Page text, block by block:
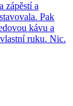
zápěstí a
Pak
kávu a
ruku. Nic.